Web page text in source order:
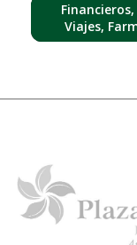
Viajes,